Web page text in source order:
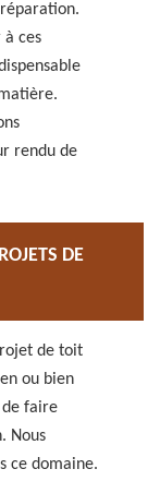
à ces
rendu de
DE
de toit
ou bien
de faire
Nous
ce domaine.